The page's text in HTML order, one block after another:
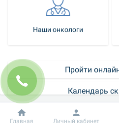
Наши онкологи
Пройти
Календарь
Как стать
Добробут
Главная Личный кабинет